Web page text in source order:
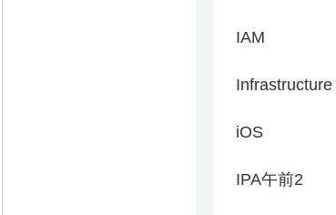
IAM
iOS
IPA午前2